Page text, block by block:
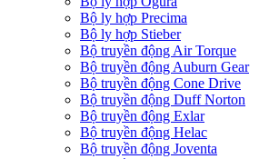
Bộ ly hợp Precima
Bộ ly hợp Stieber
Bộ truyền động Air Torque
Bộ truyền động Auburn Gear
Bộ truyền động Cone Drive
Bộ truyền động Duff Norton
Bộ truyền động Exlar
Bộ truyền động Helac
Bộ truyền động Joventa